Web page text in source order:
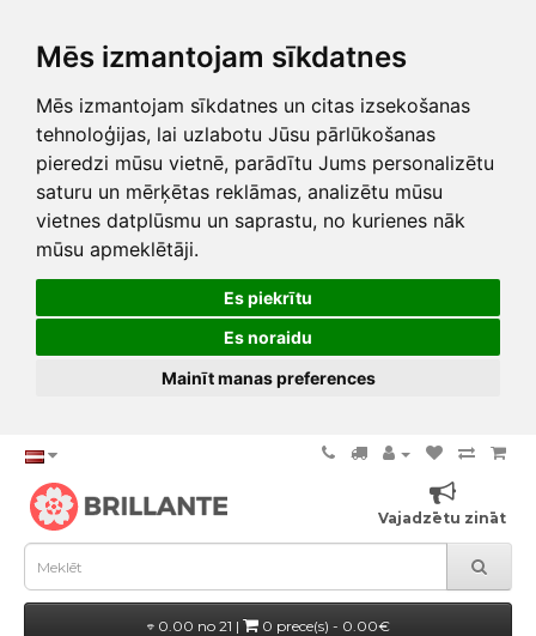
Mēs izmantojam sīkdatnes
Mēs izmantojam sīkdatnes un citas izsekošanas
tehnoloģijas, lai uzlabotu Jūsu pārlūkošanas
pieredzi mūsu vietnē, parādītu Jums personalizētu
saturu un mērķētas reklāmas, analizētu mūsu
vietnes datplūsmu un saprastu, no kurienes nāk
mūsu apmeklētāji.
Es piekrītu
Es noraidu
Mainīt manas preferences
Vajadzētu zināt
0.00 no 21 | 0 prece(s) - 0.00€